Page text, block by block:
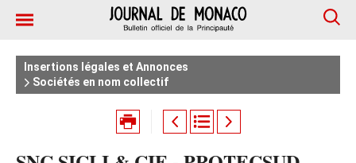
Insertions légales et Annonces
Sociétés en nom collectif